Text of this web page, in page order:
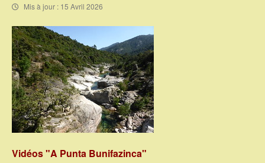
Mis à jour : 15 Avril 2026
Vidéos "A Punta Bunifazinca"